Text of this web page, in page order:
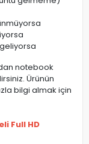
notebook
Ürünün
bilgi almak için
Full HD